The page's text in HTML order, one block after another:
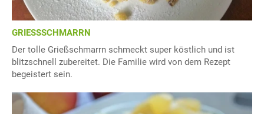
GRIESSSCHMARRN
Der tolle Grießschmarrn schmeckt super köstlich und ist
blitzschnell zubereitet. Die Familie wird von dem Rezept
begeistert sein.